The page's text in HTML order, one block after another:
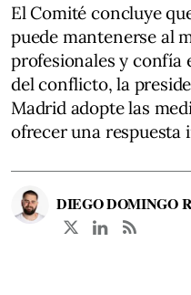
El Comité concluye
puede mantenerse al
profesionales y confía
del conflicto, la
Madrid adopte las
ofrecer una respuesta
DIEGO DOMINGO